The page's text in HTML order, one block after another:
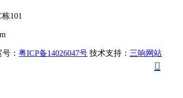
101
： 粤ICP备14026047号 技术支持： 三响网站
